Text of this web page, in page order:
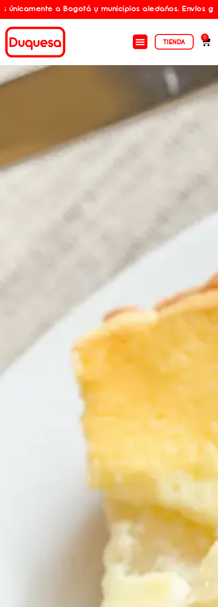
a Bogotá y municipios aledaños. Envíos gratis por
TIENDA
0